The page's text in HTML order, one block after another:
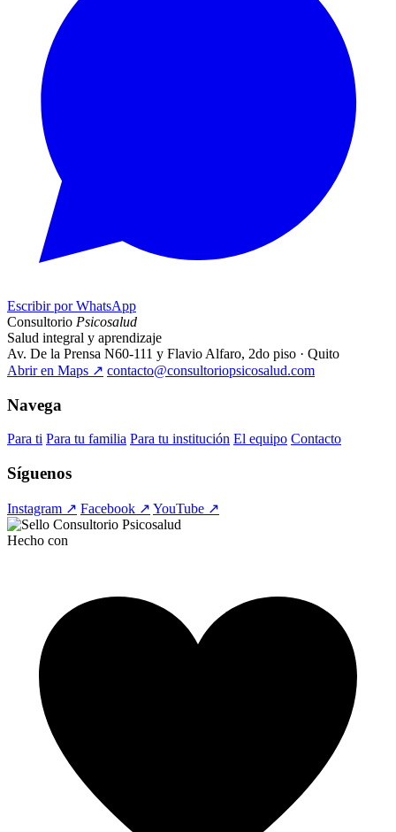
Escribir por WhatsApp
Consultorio Psicosalud
Salud integral y aprendizaje
Av. De la Prensa N60-111 y Flavio Alfaro, 2do piso · Quito
Abrir en Maps ↗ contacto@consultoriopsicosalud.com
Navega
Para ti Para tu familia Para tu institución El equipo Contacto
Síguenos
Instagram ↗ Facebook ↗ YouTube ↗
Hecho con